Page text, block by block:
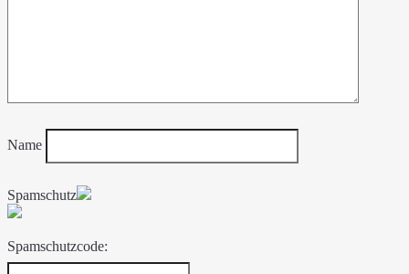
Name
Spamschutz
Spamschutzcode: